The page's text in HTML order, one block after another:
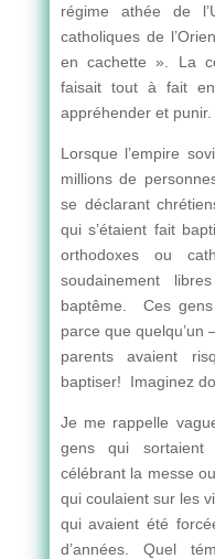
régime athée de
catholiques de
en cachette ». La
faisait tout à fait
appréhender et punir.
Lorsque l’empire
millions de
se déclarant
qui s’étaient fait
orthodoxes ou
soudainement
baptême. Ces gens
parce que quelqu’un
parents avaient
baptiser! Imaginez
Je me rappelle
gens qui sortaient
célébrant la messe
qui coulaient sur les
qui avaient été
d’années. Quel